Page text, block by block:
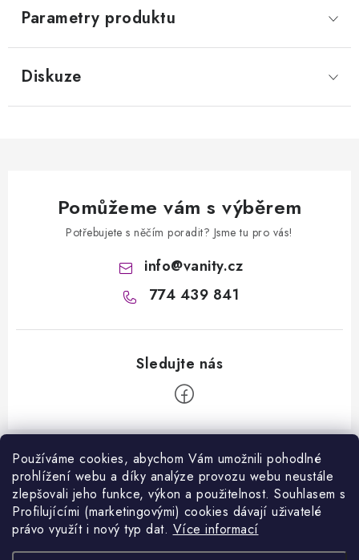
Používáme cookies, abychom Vám umožnili pohodlné
prohlížení webu a díky analýze provozu webu neustále
zlepšovali jeho funkce, výkon a použitelnost. Souhlasem s
Profilujícími (marketingovými) cookies dávají uživatelé
právo využít i nový typ dat. Více informací
Parametry produktu
Diskuze
Pomůžeme vám s výběrem
Potřebujete s něčím poradit? Jsme tu pro vás!
info@vanity.cz
774 439 841
Z
Informace pro vás
Kontakty
Jak nakupovat
Facebook